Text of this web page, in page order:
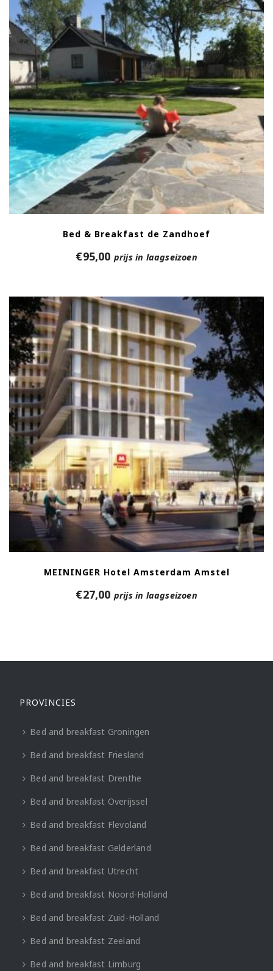
Bed & Breakfast de Zandhoef
€95,00 prijs in laagseizoen
MEININGER Hotel Amsterdam Amstel
€27,00 prijs in laagseizoen
PROVINCIES
Bed and breakfast Groningen
Bed and breakfast Friesland
Bed and breakfast Drenthe
Bed and breakfast Overijssel
Bed and breakfast Flevoland
Bed and breakfast Gelderland
Bed and breakfast Utrecht
Bed and breakfast Noord-Holland
Bed and breakfast Zuid-Holland
Bed and breakfast Zeeland
Bed and breakfast Limburg